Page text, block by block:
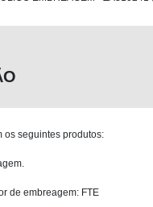
os seguintes produtos:
de embreagem: FTE